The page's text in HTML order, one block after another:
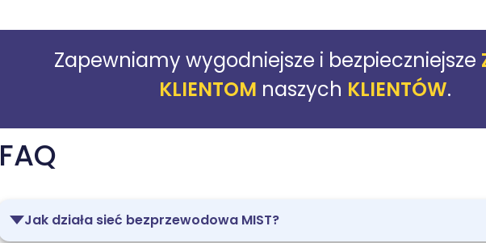
Zapewniamy wygodniejsze i bezpieczniejsze
KLIENTOM naszych KLIENTÓW.
FAQ
Jak działa sieć bezprzewodowa MIST?